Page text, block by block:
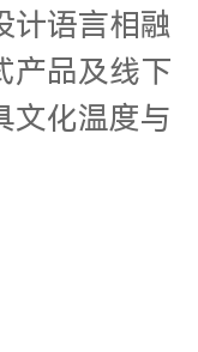
计语言相融
产品及线下
文化温度与